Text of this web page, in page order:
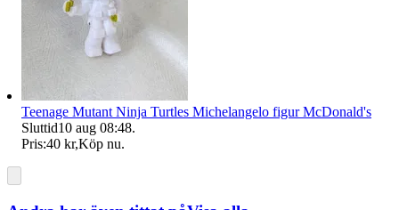
Teenage Mutant Ninja Turtles Michelangelo figur McDonald's
Sluttid10 aug 08:48.
Pris:40 kr,Köp nu.